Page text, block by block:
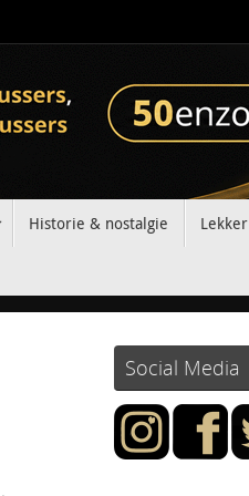
Historie & nostalgie Lekker
Social Media